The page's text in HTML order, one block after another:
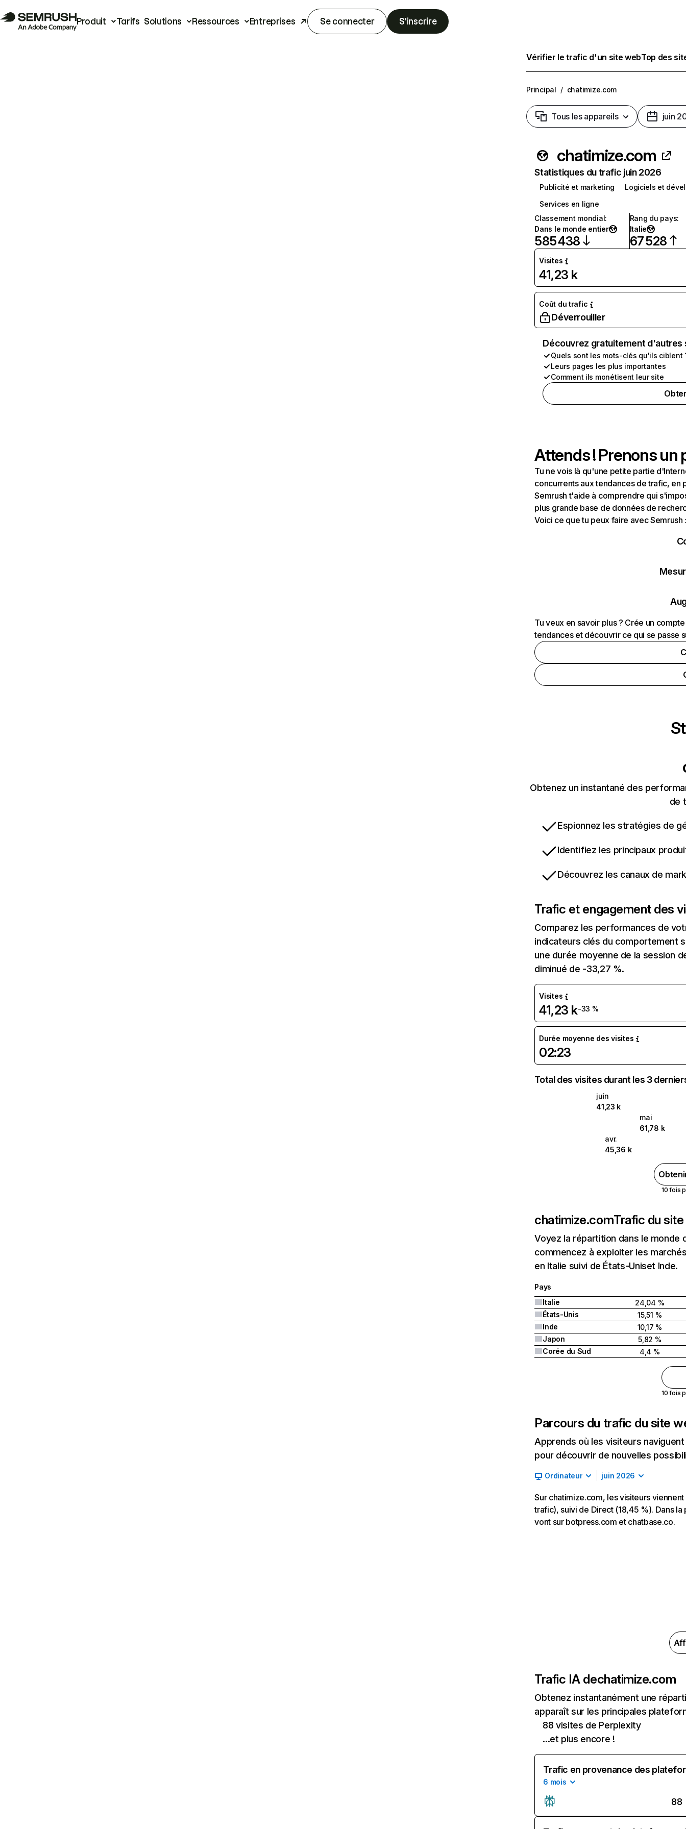
Produit Tarifs Solutions Ressources Entreprises Se connecter S'inscrire
Vérifier le trafic d'un site webTop des
Principal / chatimize.com
Tous les appareils juin
chatimize.com
Statistiques du trafic juin 2026
Publicité et marketing
Logiciels et
Services en ligne
Classement mondial:
Dans le monde entier
585 438
Rang du pays:
Italie
67 528
Visites
41,23 k
Coût du trafic
Déverrouiller
Découvrez gratuitement
Quels sont les mots-clés qu'ils ciblent
Leurs pages les plus importantes
Comment ils monétisent leur site
Attends ! Prenons un
Tu ne vois là qu'une petite partie
concurrents aux tendances de trafic, en
Semrush t'aide à comprendre qui
plus grande base de données de
Voici ce que tu peux faire avec Semrush
Tu veux en savoir plus ? Crée un
tendances et découvrir ce qui se passe
Obtenez un instantané des
de
Espionnez les stratégies de
Identifiez les principaux
Découvrez les canaux de
Trafic et engagement des
Comparez les performances de
indicateurs clés du comportement
une durée moyenne de la session
diminué de -33,27 %.
Visites
41,23 k-33 %
Durée moyenne des visites
02:23
Total des visites durant les 3
juin
41,23 k
mai
61,78 k
avr.
45,36 k
10 fois
chatimize.comTrafic du
Voyez la répartition dans le
commencez à exploiter les
en Italie suivi de États-Uniset Inde.
Pays
Italie
24,04 %
États-Unis
15,51 %
Inde
10,17 %
Japon
5,82 %
Corée du Sud
4,4 %
10 fois
Parcours du trafic du site
Apprends où les visiteurs
pour découvrir de nouvelles
Ordinateur juin 2026
Sur chatimize.com, les visiteurs
trafic), suivi de Direct (18,45 %). Dans
vont sur botpress.com et chatbase.co.
Trafic IA dechatimize.com
Obtenez instantanément une
apparaît sur les principales
88 visites de Perplexity
...et plus encore !
Trafic en provenance des
6 mois
88